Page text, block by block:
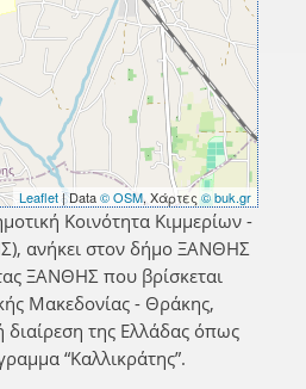
Leaflet| Data© OSM, Χάρτες© buk.gr
Κοινότητα Κιμμερίων -
ανήκει στον δήμο ΞΑΝΘΗΣ
ΞΑΝΘΗΣ που βρίσκεται
Μακεδονίας - Θράκης,
διαίρεση της Ελλάδας όπως
“Καλλικράτης”.